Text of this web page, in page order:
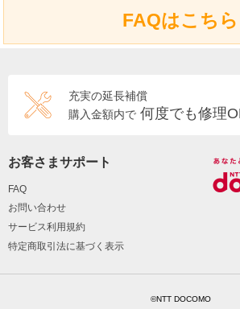
FAQはこちら
充実の延長補償
購入金額内で 何度でも修理
お客さまサポート
FAQ
お問い合わせ
サービス利用規約
特定商取引法に基づく表示
©NTT DOCOMO